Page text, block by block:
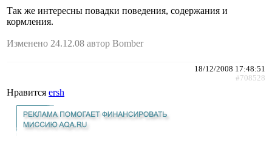
Так же интересны повадки поведения, содержания и
кормления.
Изменено 24.12.08 автор Bomber
18/12/2008 17:48:51
#708528
Нравится ersh